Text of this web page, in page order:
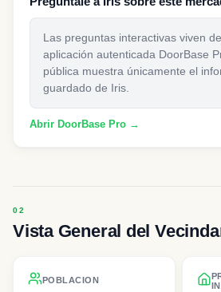
Las preguntas interactivas viven
aplicación autenticada DoorBase
pública muestra únicamente el
guardado de Iris.
Abrir DoorBase Pro →
Vista General del
POBLACION